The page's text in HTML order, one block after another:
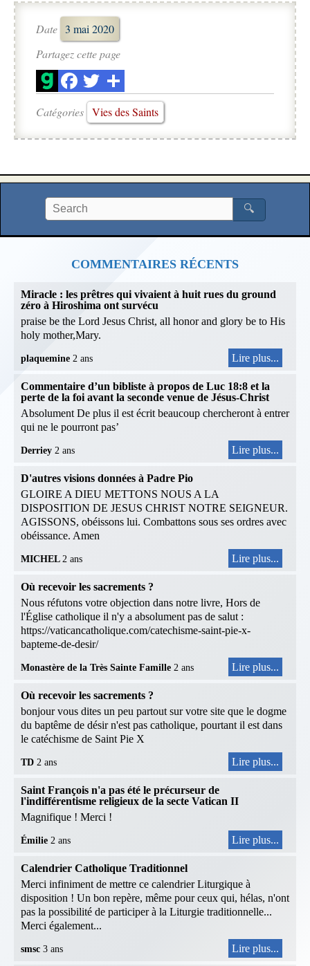
Date 3 mai 2020
Partagez cette page
Catégories Vies des Saints
🔍
COMMENTAIRES RÉCENTS
Miracle : les prêtres qui vivaient à huit rues du ground
zéro à Hiroshima ont survécu
praise be the Lord Jesus Christ, all honor and glory be to His
holy mother,Mary.
plaquemine 2 ans Lire plus...
Commentaire d’un bibliste à propos de Luc 18:8 et la
perte de la foi avant la seconde venue de Jésus-Christ
Absolument De plus il est écrit beaucoup chercheront à entrer
qui ne le pourront pas’
Derriey 2 ans Lire plus...
D'autres visions données à Padre Pio
GLOIRE A DIEU METTONS NOUS A LA
DISPOSITION DE JESUS CHRIST NOTRE SEIGNEUR.
AGISSONS, obéissons lui. Combattons sous ses ordres avec
obéissance. Amen
MICHEL 2 ans Lire plus...
Où recevoir les sacrements ?
Nous réfutons votre objection dans notre livre, Hors de
l'Église catholique il n'y a absolument pas de salut :
https://vaticancatholique.com/catechisme-saint-pie-x-
bapteme-de-desir/
Monastère de la Très Sainte Famille 2 ans Lire plus...
Où recevoir les sacrements ?
bonjour vous dites un peu partout sur votre site que le dogme
du baptême de désir n'est pas catholique, pourtant il est dans
le catéchisme de Saint Pie X
TD 2 ans Lire plus...
Saint François n'a pas été le précurseur de
l'indifférentisme religieux de la secte Vatican II
Magnifique ! Merci !
Émilie 2 ans Lire plus...
Calendrier Catholique Traditionnel
Merci infiniment de mettre ce calendrier Liturgique à
disposition ! Un bon repère, même pour ceux qui, hélas, n'ont
pas la possibilité de participer à la Liturgie traditionnelle...
Merci également...
smsc 3 ans Lire plus...